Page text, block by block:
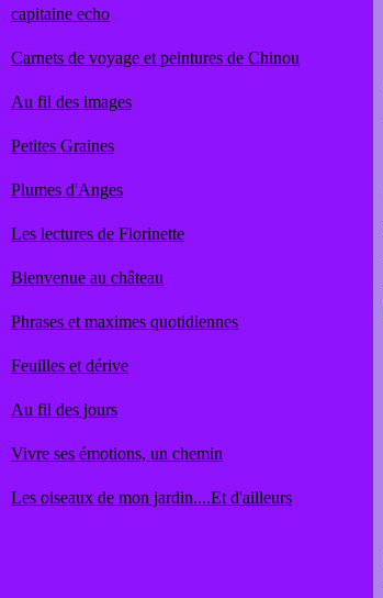
capitaine echo
Carnets de voyage et peintures de Chinou
Au fil des images
Petites Graines
Plumes d'Anges
Les lectures de Florinette
Bienvenue au château
Phrases et maximes quotidiennes
Feuilles et dérive
Au fil des jours
Vivre ses émotions, un chemin
Les oiseaux de mon jardin....Et d'ailleurs